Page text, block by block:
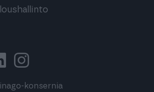
konsernia